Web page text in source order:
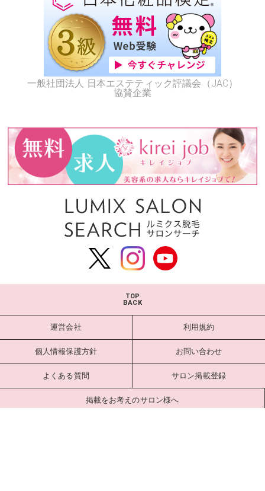
一般社団法人 日本エステティック評議会（JAC）
協賛企業
TOP
BACK
運営会社 利用規約
個人情報保護方針 お問い合わせ
よくある質問 サロン掲載登録
掲載をお考えのサロン様へ